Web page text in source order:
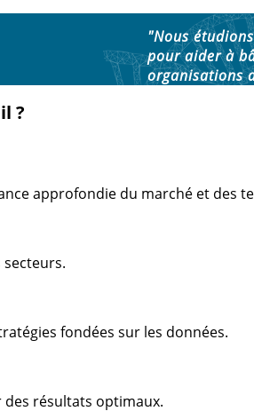
"Nous
pour aider à
organisations
?
approfondie du marché et des
fondées sur les données.
résultats optimaux.